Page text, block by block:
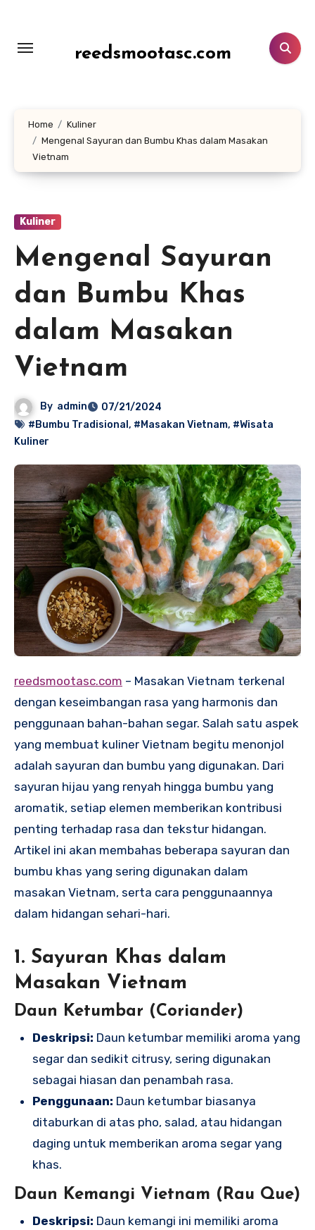
konten
reedsmootasc.com
Home
Kuliner
Mengenal Sayuran dan Bumbu Khas dalam Masakan
Vietnam
Kuliner
Mengenal Sayuran
dan Bumbu Khas
dalam Masakan
Vietnam
By admin
07/21/2024
#Bumbu Tradisional , #Masakan Vietnam, #Wisata
Kuliner
reedsmootasc.com – Masakan Vietnam terkenal
dengan keseimbangan rasa yang harmonis dan
penggunaan bahan-bahan segar. Salah satu aspek
yang membuat kuliner Vietnam begitu menonjol
adalah sayuran dan bumbu yang digunakan. Dari
sayuran hijau yang renyah hingga bumbu yang
aromatik, setiap elemen memberikan kontribusi
penting terhadap rasa dan tekstur hidangan.
Artikel ini akan membahas beberapa sayuran dan
bumbu khas yang sering digunakan dalam
masakan Vietnam, serta cara penggunaannya
dalam hidangan sehari-hari.
1. Sayuran Khas dalam
Masakan Vietnam
Daun Ketumbar (Coriander)
Deskripsi: Daun ketumbar memiliki aroma yang
segar dan sedikit citrusy, sering digunakan
sebagai hiasan dan penambah rasa.
Penggunaan: Daun ketumbar biasanya
ditaburkan di atas pho, salad, atau hidangan
daging untuk memberikan aroma segar yang
khas.
Daun Kemangi Vietnam (Rau Que)
Deskripsi: Daun kemangi ini memiliki aroma